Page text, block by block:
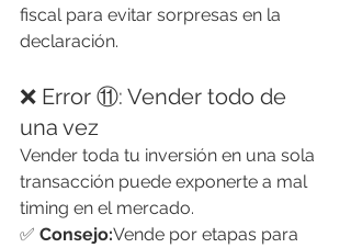
fiscal para evitar sorpresas en la
declaración.
❌ Error ⑪: Vender todo de
una vez
Vender toda tu inversión en una sola
transacción puede exponerte a mal
timing en el mercado.
✅ Consejo:Vende por etapas para